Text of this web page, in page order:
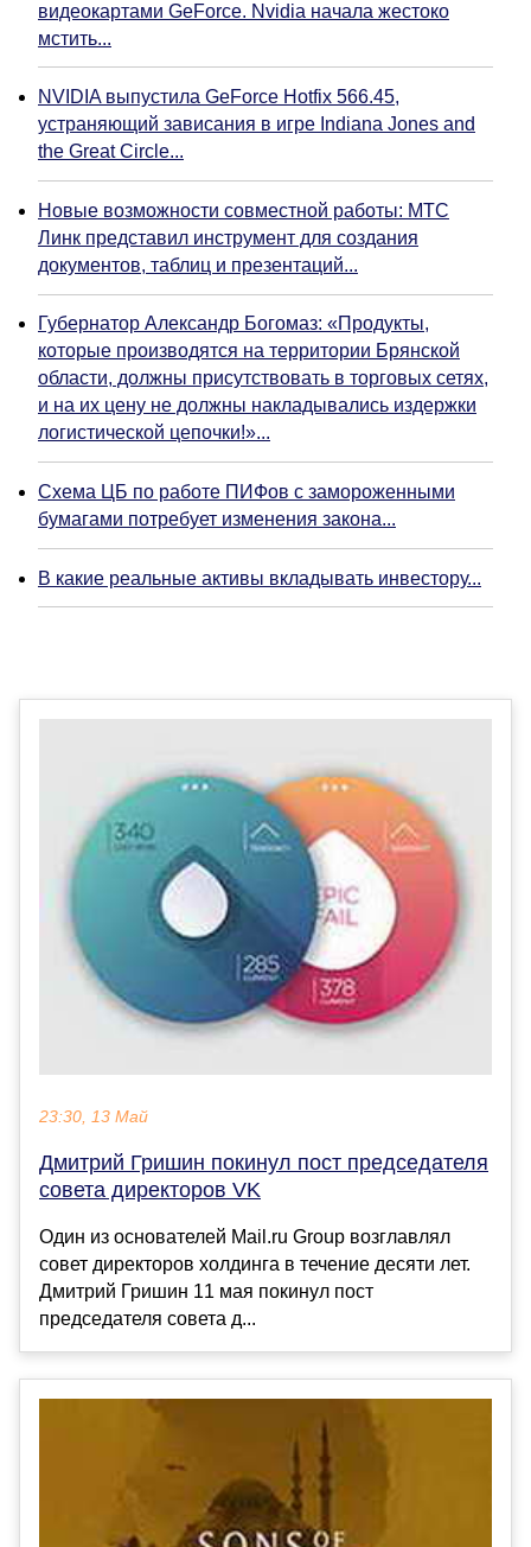
видеокартами GeForce. Nvidia начала жестоко
мстить...
NVIDIA выпустила GeForce Hotfix 566.45,
устраняющий зависания в игре Indiana Jones and
the Great Circle...
Новые возможности совместной работы: МТС
Линк представил инструмент для создания
документов, таблиц и презентаций...
Губернатор Александр Богомаз: «Продукты,
которые производятся на территории Брянской
области, должны присутствовать в торговых сетях,
и на их цену не должны накладывались издержки
логистической цепочки!»...
Схема ЦБ по работе ПИФов с замороженными
бумагами потребует изменения закона...
В какие реальные активы вкладывать инвестору...
23:30, 13 Май
Дмитрий Гришин покинул пост председателя
совета директоров VK
Один из основателей Mail.ru Group возглавлял
совет директоров холдинга в течение десяти лет.
Дмитрий Гришин 11 мая покинул пост
председателя совета д...